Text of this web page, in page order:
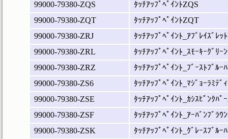
99000-79380-ZQS
ﾀｯﾁｱｯﾌﾟﾍﾟｲﾝﾄZQS
99000-79380-ZQT
ﾀｯﾁｱｯﾌﾟﾍﾟｲﾝﾄZQT
99000-79380-ZRJ
ﾀｯﾁｱｯﾌﾟﾍﾟｲﾝﾄ_ｱﾌﾞﾚｲｽﾞﾚｯ
99000-79380-ZRL
ﾀｯﾁｱｯﾌﾟﾍﾟｲﾝﾄ_ｽﾓｰｷｰｸﾞﾘｰ
99000-79380-ZRZ
ﾀｯﾁｱｯﾌﾟﾍﾟｲﾝﾄ_ﾌﾞｰｽﾄﾌﾞﾙｰ
99000-79380-ZS6
ﾀｯﾁｱｯﾌﾟﾍﾟｲﾝﾄ_ﾏｼﾞｮｰﾗﾐﾃﾞ
99000-79380-ZSE
ﾀｯﾁｱｯﾌﾟﾍﾟｲﾝﾄ_ｶｼｽﾋﾟﾝｸﾊﾟ
99000-79380-ZSF
ﾀｯﾁｱｯﾌﾟﾍﾟｲﾝﾄ_ｱｰﾊﾞﾝﾌﾞﾗｳ
99000-79380-ZSK
ﾀｯﾁｱｯﾌﾟﾍﾟｲﾝﾄ_ｸﾞﾚｰｽﾌﾞﾙｰ